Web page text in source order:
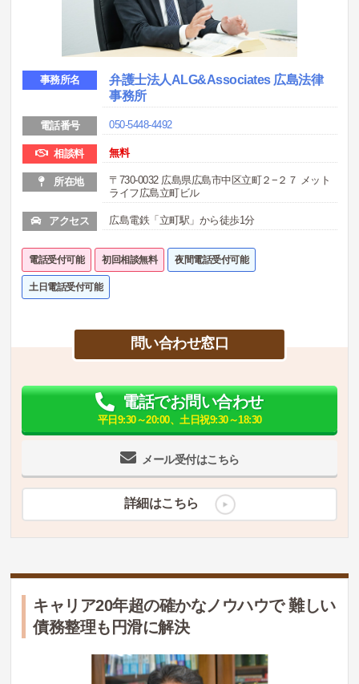
事務所名
弁護士法人ALG&Associates 広島法律
事務所
電話番号 050-5448-4492
相談料 無料
所在地
〒730-0032 広島県広島市中区立町２−２７ メット
ライフ広島立町ビル
アクセス 広島電鉄「立町駅」から徒歩1分
電話受付可能 初回相談無料 夜間電話受付可能
土日電話受付可能
問い合わせ窓口
メール受付はこちら
電話でお問い合わせ
平日9:30～20:00、土日祝9:30～18:30
詳細はこちら
キャリア20年超の確かなノウハウで 難しい
債務整理も円滑に解決